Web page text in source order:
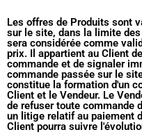
Les offres de Produits sont
sur le site, dans la limite
sera considérée comme
prix. Il appartient au Client
commande et de signaler
commande passée sur le
constitue la formation d'un
Client et le Vendeur. Le
de refuser toute commande
un litige relatif au paiement
Client pourra suivre